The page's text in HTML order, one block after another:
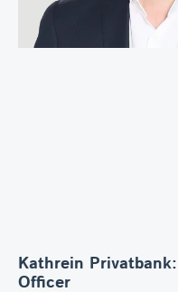
Kathrein
Officer